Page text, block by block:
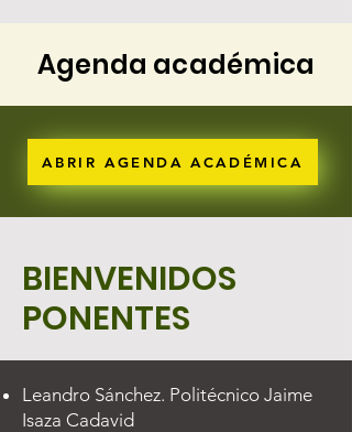
Agenda académica
ABRIR AGENDA ACADÉMICA
BIENVENIDOS
PONENTES
Leandro Sánchez. Politécnico Jaime
Isaza Cadavid